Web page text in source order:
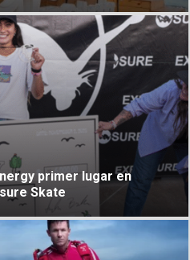
primer lugar en
Skate